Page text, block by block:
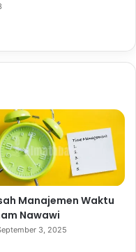
Manajemen Waktu
Nawawi
3, 2025